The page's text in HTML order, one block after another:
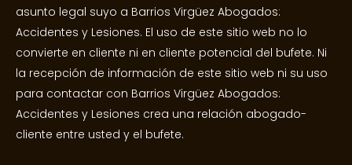
asunto legal suyo a Barrios Virgüez Abogados:
Accidentes y Lesiones. El uso de este sitio web no lo
convierte en cliente ni en cliente potencial del bufete. Ni
la recepción de información de este sitio web ni su uso
para contactar con Barrios Virgüez Abogados:
Accidentes y Lesiones crea una relación abogado-
cliente entre usted y el bufete.